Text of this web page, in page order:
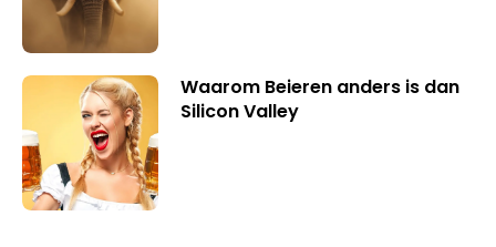
Waarom Beieren anders is dan
Silicon Valley